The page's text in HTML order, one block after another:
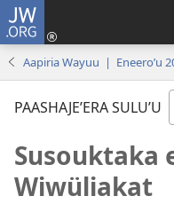
JW.ORG
Aapiria Wayuu | Eneeroʼu
PAASHAJEʼERA SULUʼU
Susouktaka
Wiwüliakat